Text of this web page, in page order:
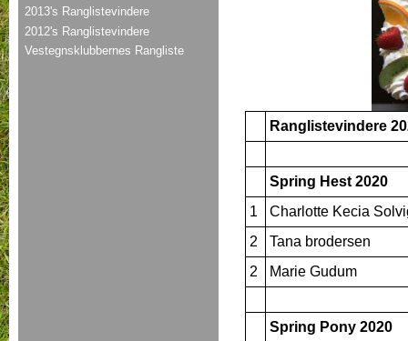
Ranglistevindere
Spring Hest 2020
1
Charlotte Kecia
2
Tana brodersen
2
Marie Gudum
Spring Pony 2020
2013's Ranglistevindere
2012's Ranglistevindere
Vestegnsklubbernes Rangliste